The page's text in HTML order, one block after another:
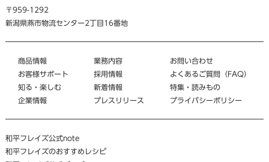
〒959-1292
新潟県燕市物流センター2丁目16番地
商品情報
お客様サポート
知る・楽しむ
企業情報
業務内容
採用情報
新着情報
プレスリリース
お問い合わせ
よくあるご質問（FAQ）
特集・読みもの
プライバシーポリシー
和平フレイズ公式note
和平フレイズのおすすめレシピ